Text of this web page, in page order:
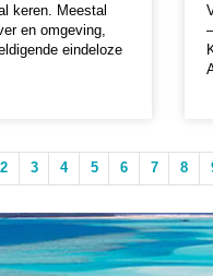
keren. Meestal
en omgeving,
eindeloze
2 3 4 5 6 7 8